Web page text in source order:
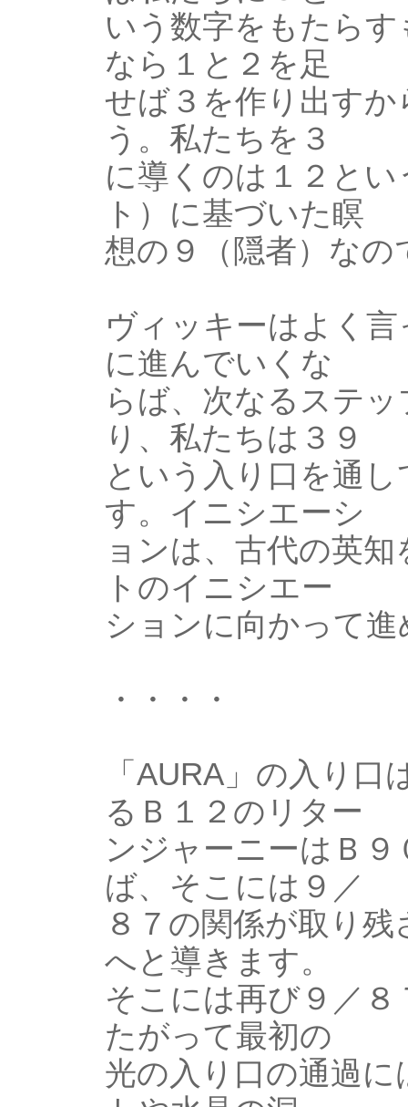
いう数字をもたら
なら１と２を足
せば３を作り出す
う。私たちを３
に導くのは１２と
ト）に基づいた瞑
想の９（隠者）なの
ヴィッキーはよく
に進んでいくな
らば、次なるステ
り、私たちは３９
という入り口を通
す。イニシエーシ
ョンは、古代の英
トのイニシエー
ションに向かって
・・・・
「AURA」の入り
るＢ１２のリター
ンジャーニーはＢ
ば、そこには９／
８７の関係が取り
へと導きます。
そこには再び９／
たがって最初の
光の入り口の通過